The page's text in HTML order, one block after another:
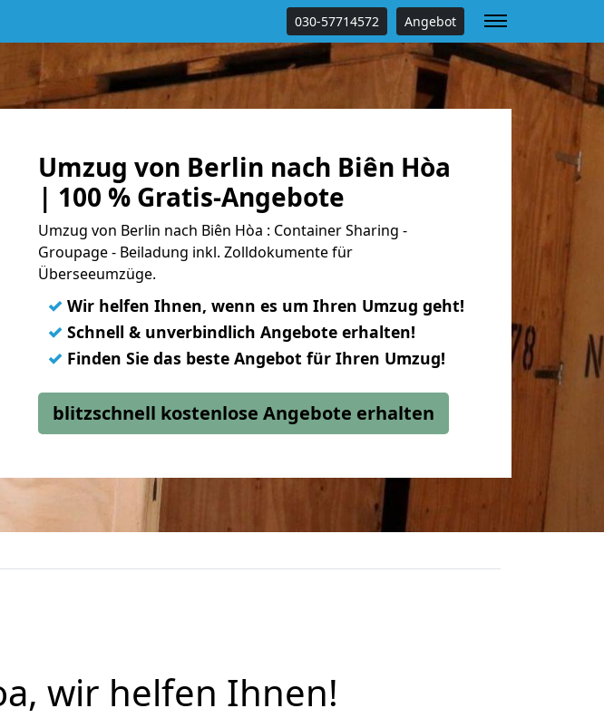
030-57714572 Angebot
Umzug von Berlin nach Biên Hòa
| 100 % Gratis-Angebote
Umzug von Berlin nach Biên Hòa : Container Sharing -
Groupage - Beiladung inkl. Zolldokumente für
Überseeumzüge.
✓ Wir helfen Ihnen, wenn es um Ihren Umzug geht!
✓ Schnell & unverbindlich Angebote erhalten!
✓ Finden Sie das beste Angebot für Ihren Umzug!
blitzschnell kostenlose Angebote erhalten
wir helfen Ihnen!